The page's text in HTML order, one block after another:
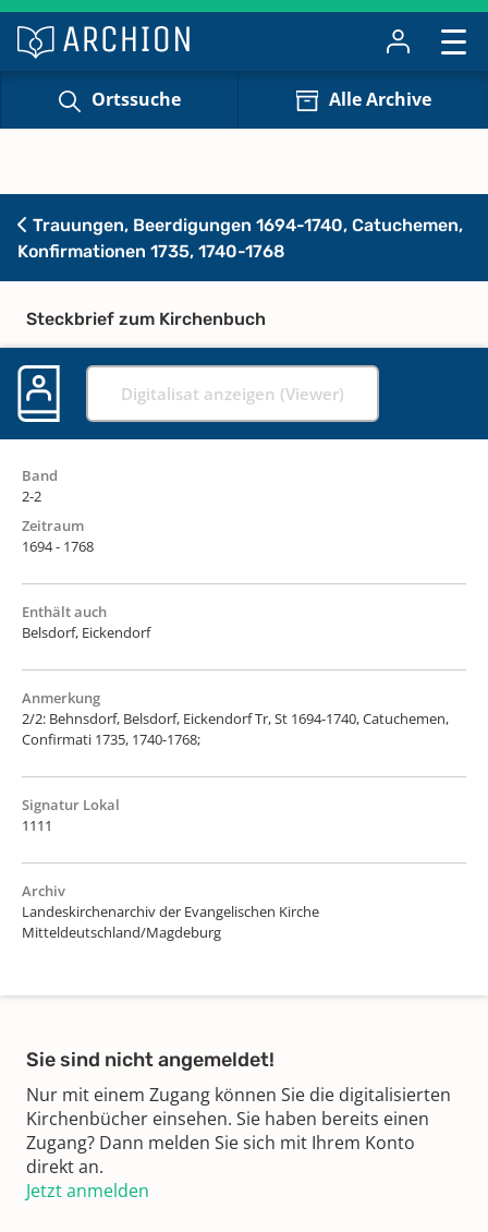
Ortssuche Alle Archive
Trauungen, Beerdigungen 1694-1740, Catuchemen,
Konfirmationen 1735, 1740-1768
Steckbrief zum Kirchenbuch
Digitalisat anzeigen (Viewer)
Band
2-2
Zeitraum
1694 - 1768
Enthält auch
Belsdorf, Eickendorf
Anmerkung
2/2: Behnsdorf, Belsdorf, Eickendorf Tr, St 1694-1740, Catuchemen,
Confirmati 1735, 1740-1768;
Signatur Lokal
1111
Archiv
Landeskirchenarchiv der Evangelischen Kirche
Mitteldeutschland/Magdeburg
Sie sind nicht angemeldet!
Nur mit einem Zugang können Sie die digitalisierten
Kirchenbücher einsehen. Sie haben bereits einen
Zugang? Dann melden Sie sich mit Ihrem Konto
direkt an.
Jetzt anmelden